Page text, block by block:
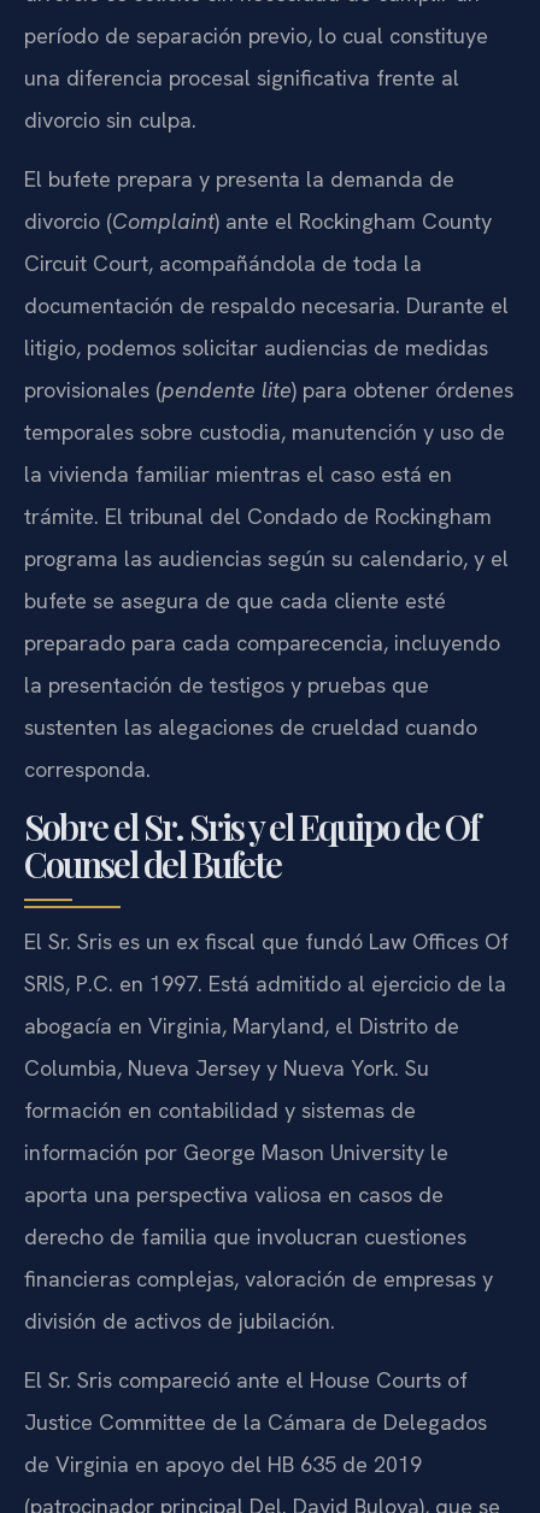
período de separación previo, lo cual constituye
una diferencia procesal significativa frente al
divorcio sin culpa.
El bufete prepara y presenta la demanda de
divorcio (Complaint) ante el Rockingham County
Circuit Court, acompañándola de toda la
documentación de respaldo necesaria. Durante el
litigio, podemos solicitar audiencias de medidas
provisionales (pendente lite) para obtener órdenes
temporales sobre custodia, manutención y uso de
la vivienda familiar mientras el caso está en
trámite. El tribunal del Condado de Rockingham
programa las audiencias según su calendario, y el
bufete se asegura de que cada cliente esté
preparado para cada comparecencia, incluyendo
la presentación de testigos y pruebas que
sustenten las alegaciones de crueldad cuando
corresponda.
Sobre el Sr. Sris y el Equipo de Of
Counsel del Bufete
El Sr. Sris es un ex fiscal que fundó Law Offices Of
SRIS, P.C. en 1997. Está admitido al ejercicio de la
abogacía en Virginia, Maryland, el Distrito de
Columbia, Nueva Jersey y Nueva York. Su
formación en contabilidad y sistemas de
información por George Mason University le
aporta una perspectiva valiosa en casos de
derecho de familia que involucran cuestiones
financieras complejas, valoración de empresas y
división de activos de jubilación.
El Sr. Sris compareció ante el House Courts of
Justice Committee de la Cámara de Delegados
de Virginia en apoyo del HB 635 de 2019
(patrocinador principal Del. David Bulova), que se